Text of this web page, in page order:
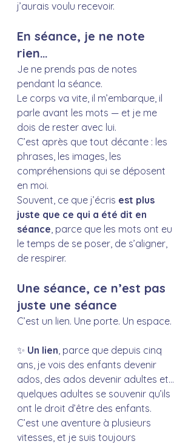
j’aurais voulu recevoir.
En séance, je ne note
rien…
Je ne prends pas de notes
pendant la séance.
Le corps va vite, il m’embarque, il
parle avant les mots — et je me
dois de rester avec lui.
C’est après que tout décante : les
phrases, les images, les
compréhensions qui se déposent
en moi.
Souvent, ce que j’écris est plus
juste que ce qui a été dit en
séance, parce que les mots ont eu
le temps de se poser, de s’aligner,
de respirer.
Une séance, ce n’est pas
juste une séance
C’est un lien. Une porte. Un espace.
✨ Un lien, parce que depuis cinq
ans, je vois des enfants devenir
ados, des ados devenir adultes et…
quelques adultes se souvenir qu’ils
ont le droit d’être des enfants.
C’est une aventure à plusieurs
vitesses, et je suis toujours